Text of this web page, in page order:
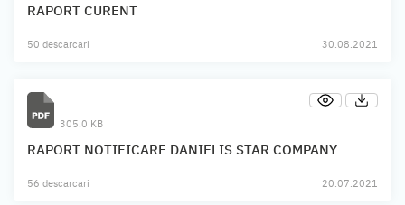
RAPORT CURENT
50 descarcari 30.08.2021
305.0 KB
RAPORT NOTIFICARE DANIELIS STAR COMPANY
56 descarcari 20.07.2021